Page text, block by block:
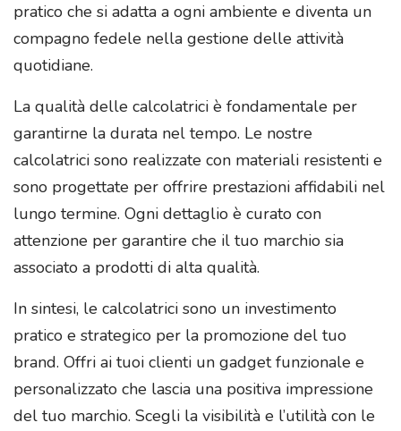
pratico che si adatta a ogni ambiente e diventa un
compagno fedele nella gestione delle attività
quotidiane.
La qualità delle calcolatrici è fondamentale per
garantirne la durata nel tempo. Le nostre
calcolatrici sono realizzate con materiali resistenti e
sono progettate per offrire prestazioni affidabili nel
lungo termine. Ogni dettaglio è curato con
attenzione per garantire che il tuo marchio sia
associato a prodotti di alta qualità.
In sintesi, le calcolatrici sono un investimento
pratico e strategico per la promozione del tuo
brand. Offri ai tuoi clienti un gadget funzionale e
personalizzato che lascia una positiva impressione
del tuo marchio. Scegli la visibilità e l’utilità con le